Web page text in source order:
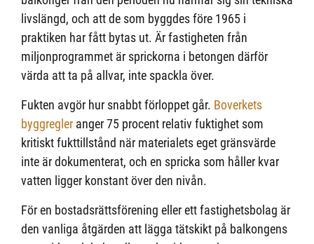
livslängd, och att de som byggdes före 1965 i
praktiken har fått bytas ut. Är fastigheten från
miljonprogrammet är sprickorna i betongen därför
värda att ta på allvar, inte spackla över.
Fukten avgör hur snabbt förloppet går. Boverkets
byggregler anger 75 procent relativ fuktighet som
kritiskt fukttillstånd när materialets eget gränsvärde
inte är dokumenterat, och en spricka som håller kvar
vatten ligger konstant över den nivån.
För en bostadsrättsförening eller ett fastighetsbolag är
den vanliga åtgärden att lägga tätskikt på balkongens